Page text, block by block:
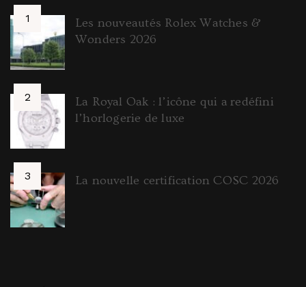
Les nouveautés Rolex Watches &
Wonders 2026
La Royal Oak : l’icône qui a redéfini
l’horlogerie de luxe
La nouvelle certification COSC 2026